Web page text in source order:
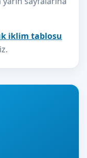
iklim tablosu